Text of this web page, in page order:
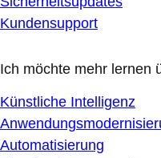
Kundensupport
Ich möchte mehr lernen
Künstliche Intelligenz
Automatisierung